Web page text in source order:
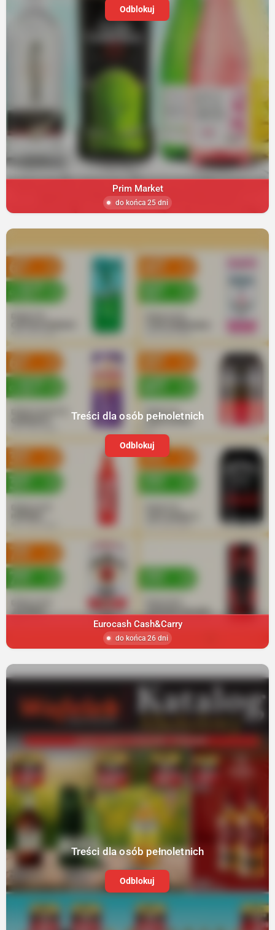
Odblokuj
Prim Market
do końca 25 dni
Treści dla osób pełnoletnich
Odblokuj
Eurocash Cash&Carry
do końca 26 dni
Treści dla osób pełnoletnich
Odblokuj